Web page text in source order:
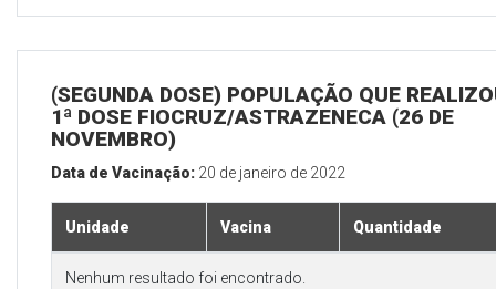
(SEGUNDA DOSE) POPULAÇÃO QUE
1ª DOSE FIOCRUZ/ASTRAZENECA (26 DE
NOVEMBRO)
Data de Vacinação: 20 de janeiro de 2022
Unidade Vacina Quantidade
Nenhum resultado foi encontrado.